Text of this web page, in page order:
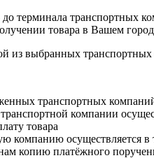
до терминала
товара в Вашем
выбранных транспортных
транспортных
компании
товара
компанию осуществляется
копию платёжного